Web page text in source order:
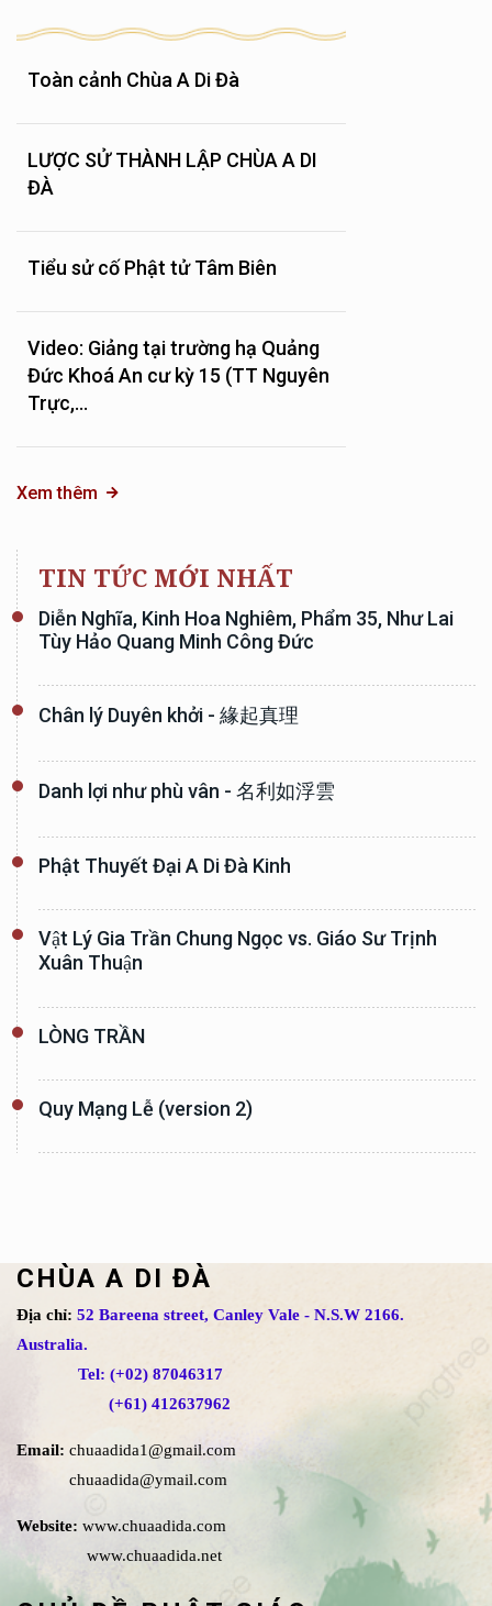
Toàn cảnh Chùa A Di Đà
LƯỢC SỬ THÀNH LẬP CHÙA A DI
ĐÀ
Tiểu sử cố Phật tử Tâm Biên
Video: Giảng tại trường hạ Quảng
Đức Khoá An cư kỳ 15 (TT Nguyên
Trực,...
Xem thêm
TIN TỨC MỚI NHẤT
Diễn Nghĩa, Kinh Hoa Nghiêm, Phẩm 35, Như Lai
Tùy Hảo Quang Minh Công Đức
Chân lý Duyên khởi - 緣起真理
Danh lợi như phù vân - 名利如浮雲
Phật Thuyết Đại A Di Đà Kinh
Vật Lý Gia Trần Chung Ngọc vs. Giáo Sư Trịnh
Xuân Thuận
LÒNG TRẦN
Quy Mạng Lễ (version 2)
CHÙA A DI ĐÀ
Địa chỉ: 52 Bareena street, Canley Vale - N.S.W 2166.
Australia.
Tel: (+02) 87046317
(+61) 412637962
Email: chuaadida1@gmail.com
chuaadida@ymail.com
Website: www.chuaadida.com
www.chuaadida.net